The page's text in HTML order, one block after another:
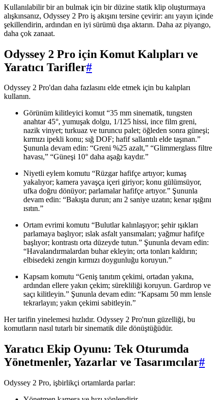
Kullanılabilir bir an bulmak için bir düzine statik klip oluşturmaya
alışkınsanız, Odyssey 2 Pro iş akışını tersine çevirir: anı yayın içinde
şekillendirin, ardından en iyi sürümü dışa aktarın. Daha az piyango,
daha çok zanaat.
Odyssey 2 Pro için Komut Kalıpları ve
Yaratıcı Tarifler#
Odyssey 2 Pro'dan daha fazlasını elde etmek için bu kalıpları
kullanın.
Görünüm kilitleyici komut “35 mm sinematik, tungsten
anahtar 45°, yumuşak dolgu, 1/125 hissi, ince film greni,
nazik vinyet; turkuaz ve turuncu palet; öğleden sonra güneşi;
kırmızı ipekli konu; sığ DOF; hafif sallantılı elde taşınan.”
Şununla devam edin: “Greni %25 azalt,” “Glimmerglass filtre
havası,” “Güneşi 10° daha aşağı kaydır.”
Niyetli eylem komutu “Rüzgar hafifçe artıyor; kumaş
yakalıyor; kamera yavaşça içeri giriyor; konu gülümsüyor,
ufka doğru dönüyor; parlamalar hafifçe artıyor.” Şununla
devam edin: “Bakışta durun; anı 2 saniye uzatın; kenar ışığını
ısıtın.”
Ortam evrimi komutu “Bulutlar kalınlaşıyor; şehir ışıkları
parlamaya başlıyor; ıslak asfalt yansımaları; yağmur hafifçe
başlıyor; kontrastı orta düzeyde tutun.” Şununla devam edin:
“Havalandırmalardan buhar ekleyin; orta tonları kaldırın;
elbisedeki zengin kırmızı doygunluğu koruyun.”
Kapsam komutu “Geniş tanıtım çekimi, ortadan yakına,
ardından ellere yakın çekim; sürekliliği koruyun. Gardırop ve
saçı kilitleyin.” Şununla devam edin: “Kapsamı 50 mm lensle
tekrarlayın; yakın çekimi sabitleyin.”
Her tarifin yinelemesi hızlıdır. Odyssey 2 Pro'nun güzelliği, bu
komutların nasıl tutarlı bir sinematik dile dönüştüğüdür.
Yaratıcı Ekip Oyunu: Tek Oturumda
Yönetmenler, Yazarlar ve Tasarımcılar#
Odyssey 2 Pro, işbirlikçi ortamlarda parlar: